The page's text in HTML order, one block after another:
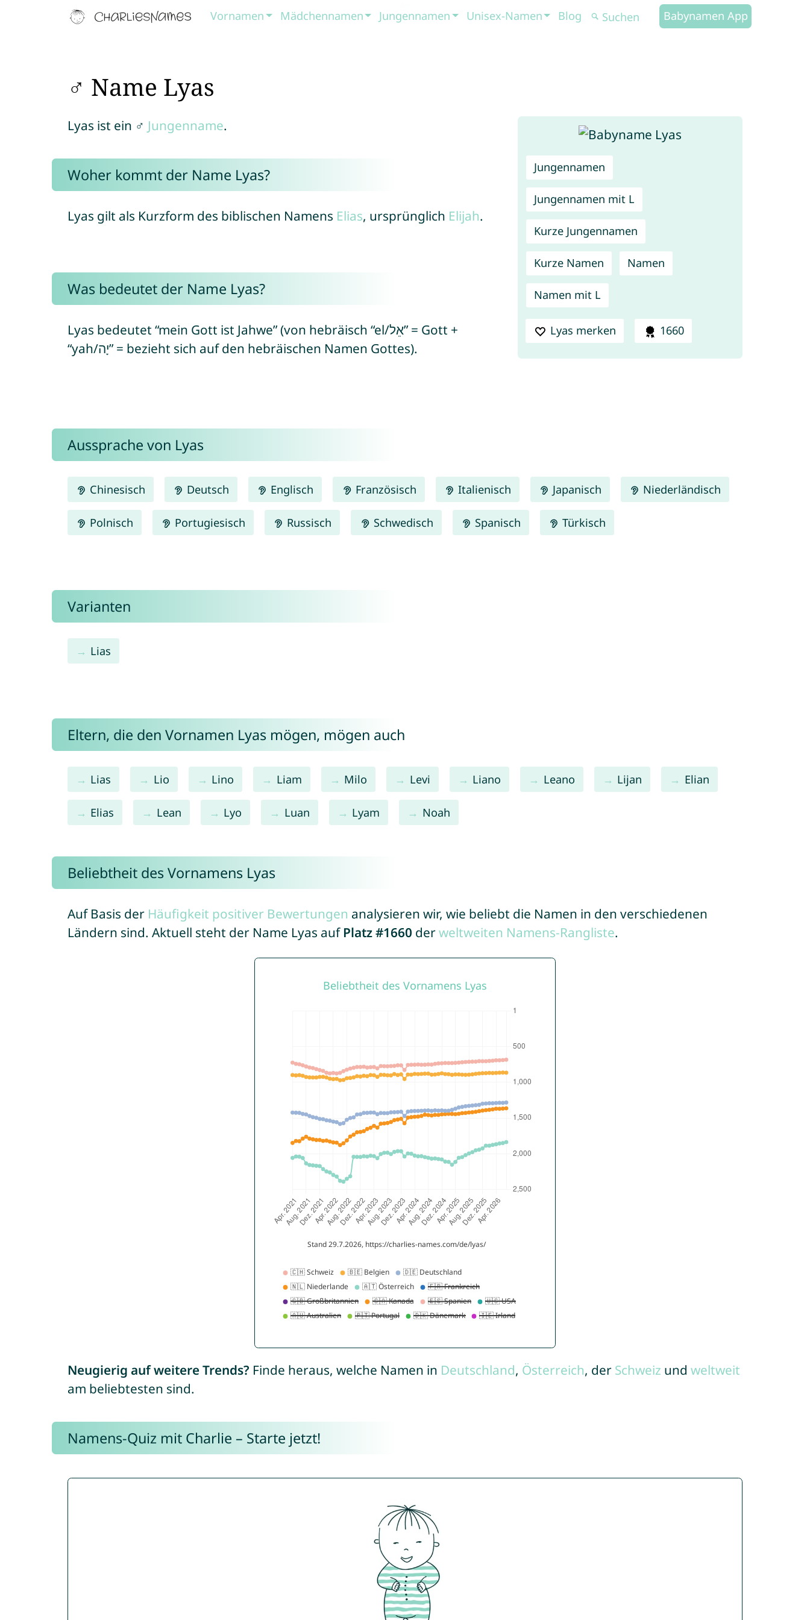
Vornamen Mädchennamen Jungennamen Unisex-Namen Blog Babynamen App
♂ Name Lyas
Jungennamen
Jungennamen mit L
Kurze Jungennamen
Kurze Namen Namen
Namen mit L
Lyas merken 1660
Lyas ist ein ♂ Jungenname.
Woher kommt der Name Lyas?
Lyas gilt als Kurzform des biblischen Namens Elias, ursprünglich Elijah.
Was bedeutet der Name Lyas?
Lyas bedeutet “mein Gott ist Jahwe” (von hebräisch “el/אֵל” = Gott +
“yah/יָה” = bezieht sich auf den hebräischen Namen Gottes).
Aussprache von Lyas
Chinesisch Deutsch Englisch Französisch Italienisch Japanisch Niederländisch
Polnisch Portugiesisch Russisch Schwedisch Spanisch Türkisch
Varianten
Lias
Eltern, die den Vornamen Lyas mögen, mögen auch
Lias Lio Lino Liam Milo Levi Liano Leano Lijan Elian
Elias Lean Lyo Luan Lyam Noah
Beliebtheit des Vornamens Lyas
Auf Basis der Häufigkeit positiver Bewertungen analysieren wir, wie beliebt die Namen in den verschiedenen
Ländern sind. Aktuell steht der Name Lyas auf Platz #1660 derweltweiten Namens-Rangliste.
Neugierig auf weitere Trends? Finde heraus, welche Namen in Deutschland, Österreich, der Schweiz und weltweit
am beliebtesten sind.
Namens-Quiz mit Charlie – Starte jetzt!